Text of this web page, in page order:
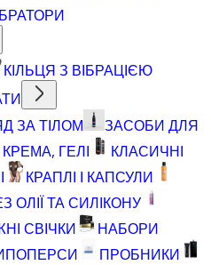
КІЛЬЦЯ З ВІБРАЦІЄЮ
ЗА ТІЛОМ
ЗАСОБИ ДЛЯ
ГЕЛІ
КЛАСИЧНІ
КРАПЛІ І КАПСУЛИ
ТА СИЛІКОНУ
СВІЧКИ
НАБОРИ
ПОПЕРСИ
ПРОБНИКИ